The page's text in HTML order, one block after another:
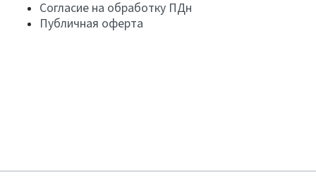
Согласие на обработку ПДн
Публичная оферта